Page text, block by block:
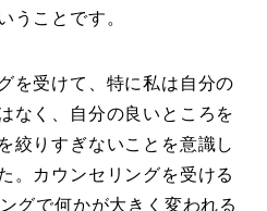
うことです。
を受けて、特に私は自分の
なく、自分の良いところを
絞りすぎないことを意識し
。カウンセリングを受ける
グで何かが大きく変われる